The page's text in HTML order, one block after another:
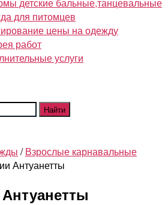
для питомцев
цены на одежду
работ
услуги
Найти
/Взрослые карнавальные
Антуанетты